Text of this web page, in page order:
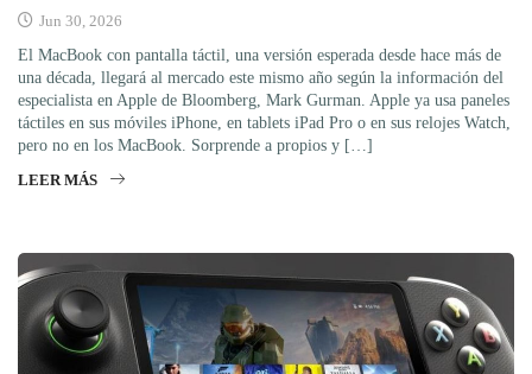
Jun 30, 2026
El MacBook con pantalla táctil, una versión esperada desde hace más de
una década, llegará al mercado este mismo año según la información del
especialista en Apple de Bloomberg, Mark Gurman. Apple ya usa paneles
táctiles en sus móviles iPhone, en tablets iPad Pro o en sus relojes Watch,
pero no en los MacBook. Sorprende a propios y […]
LEER MÁS